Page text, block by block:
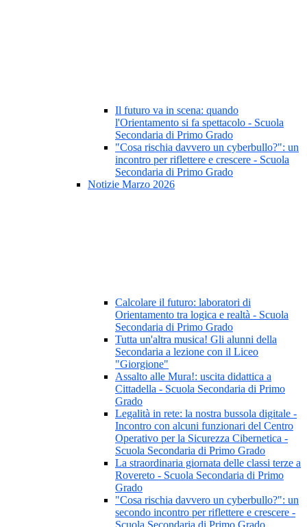
Il futuro va in scena: quando
l'Orientamento si fa spettacolo - Scuola
Secondaria di Primo Grado
"Cosa rischia davvero un cyberbullo?": un
incontro per riflettere e crescere - Scuola
Secondaria di Primo Grado
Notizie Marzo 2026
Calcolare il futuro: laboratori di
Orientamento tra logica e realtà - Scuola
Secondaria di Primo Grado
Tutta un'altra musica! Gli alunni della
Secondaria a lezione con il Liceo
"Giorgione"
Assalto alle Mura!: uscita didattica a
Cittadella - Scuola Secondaria di Primo
Grado
Legalità in rete: la nostra bussola digitale -
Incontro con alcuni funzionari del Centro
Operativo per la Sicurezza Cibernetica -
Scuola Secondaria di Primo Grado
La straordinaria giornata delle classi terze a
Rovereto - Scuola Secondaria di Primo
Grado
"Cosa rischia davvero un cyberbullo?": un
secondo incontro per riflettere e crescere -